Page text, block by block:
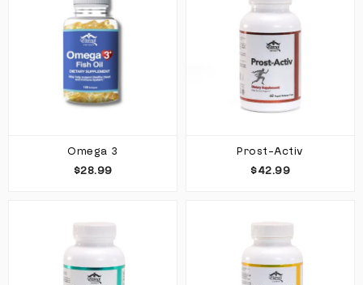
Omega 3
$28.99
Prost-Activ
$42.99